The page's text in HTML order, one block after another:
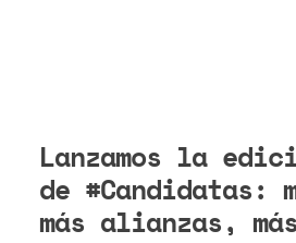
Lanzamos la
de #Candidatas:
más alianzas,